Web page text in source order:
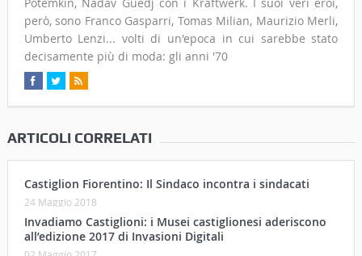
però, sono Franco Gasparri, Tomas Milian, Maurizio Merli,
Umberto Lenzi... volti di un'epoca in cui sarebbe stato
decisamente più di moda: gli anni '70
ARTICOLI CORRELATI
Castiglion Fiorentino: Il Sindaco incontra i sindacati
24 Maggio 2018
Invadiamo Castiglioni: i Musei castiglionesi aderiscono
all’edizione 2017 di Invasioni Digitali